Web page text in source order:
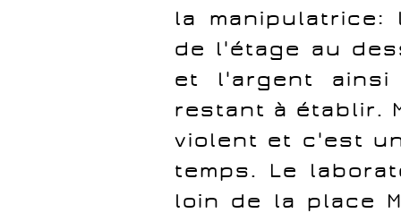
la manipulatrice:
de l'étage au
et l'argent
restant à établir.
violent et c'est
temps. Le
loin de la place